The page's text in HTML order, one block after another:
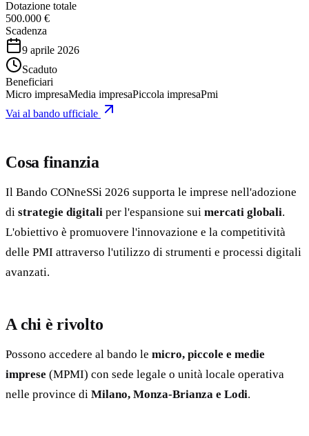
Dotazione totale
500.000 €
Scadenza
9 aprile 2026
Scaduto
Beneficiari
Micro impresaMedia impresaPiccola impresaPmi
Vai al bando ufficiale
Cosa finanzia
Il Bando CONneSSi 2026 supporta le imprese nell'adozione
di strategie digitali per l'espansione sui mercati globali.
L'obiettivo è promuovere l'innovazione e la competitività
delle PMI attraverso l'utilizzo di strumenti e processi digitali
avanzati.
A chi è rivolto
Possono accedere al bando le micro, piccole e medie
imprese (MPMI) con sede legale o unità locale operativa
nelle province di Milano, Monza-Brianza e Lodi.